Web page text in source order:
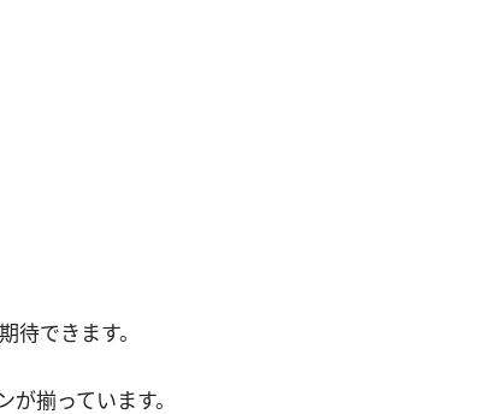
待できます。
揃っています。